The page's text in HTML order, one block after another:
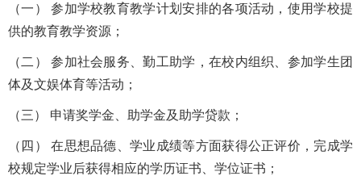
（一） 参加学校教育教学计划安排的各项活动，使用学校提
供的教育教学资源；
（二） 参加社会服务、勤工助学，在校内组织、参加学生团
体及文娱体育等活动；
（三） 申请奖学金、助学金及助学贷款；
（四） 在思想品德、学业成绩等方面获得公正评价，完成学
校规定学业后获得相应的学历证书、学位证书；